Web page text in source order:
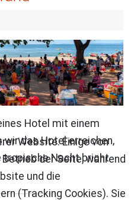
Hotel mit einem
wir das Hotel erreichen,
tropische Nacht bricht
Website. Einige von
der Seite, während
und die
(Tracking Cookies). Sie